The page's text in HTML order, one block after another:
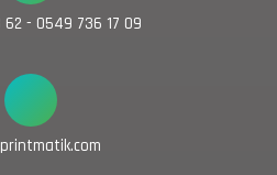
62 - 0549 736 17 09